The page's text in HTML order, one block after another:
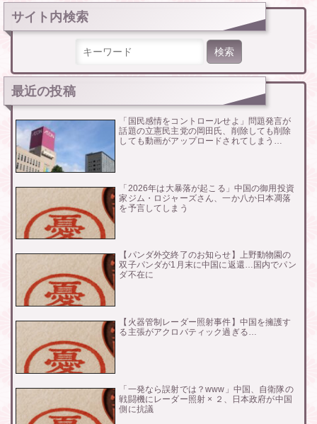
サイト内検索
最近の投稿
「国民感情をコントロールせよ」問題発言が
話題の立憲民主党の岡田氏、削除しても削除
しても動画がアップロードされてしまう…
「2026年は大暴落が起こる」中国の御用投資
家ジム・ロジャーズさん、一か八か日本凋落
を予言してしまう
【パンダ外交終了のお知らせ】上野動物園の
双子パンダが1月末に中国に返還…国内でパン
ダ不在に
【火器管制レーダー照射事件】中国を擁護す
る主張がアクロバティック過ぎる…
「一発なら誤射では？www」中国、自衛隊の
戦闘機にレーダー照射 × ２、日本政府が中国
側に抗議